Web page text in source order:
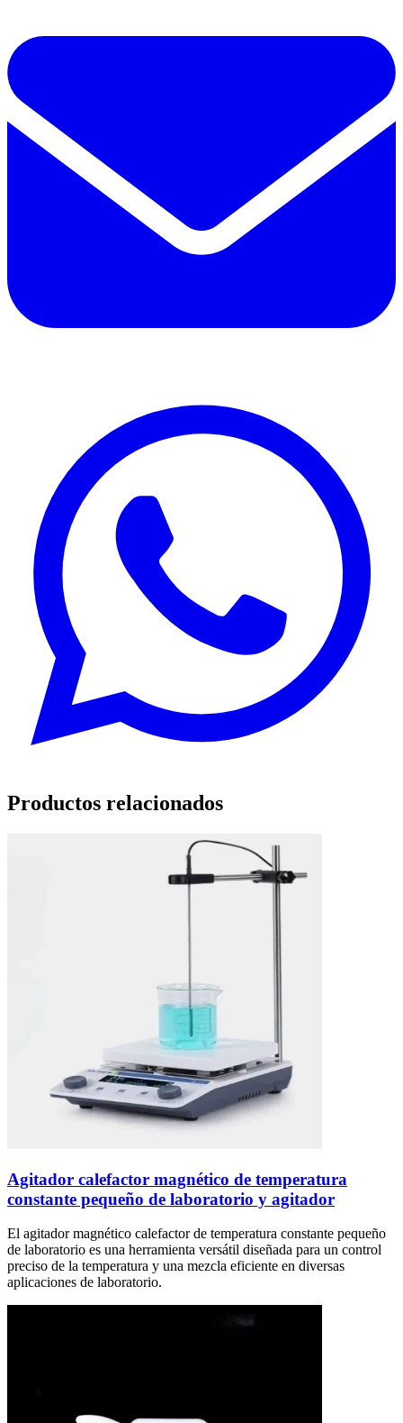
Productos relacionados
Agitador calefactor magnético de temperatura
constante pequeño de laboratorio y agitador
El agitador magnético calefactor de temperatura constante pequeño
de laboratorio es una herramienta versátil diseñada para un control
preciso de la temperatura y una mezcla eficiente en diversas
aplicaciones de laboratorio.